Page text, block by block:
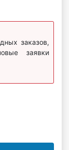
заказов,
заявки